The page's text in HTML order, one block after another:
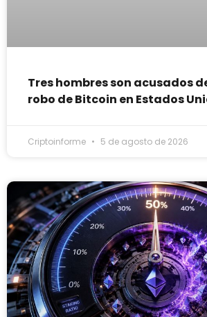
Tres hombres son acusados
robo de Bitcoin en Estados
Criptoinforme 5 de agosto de 2026